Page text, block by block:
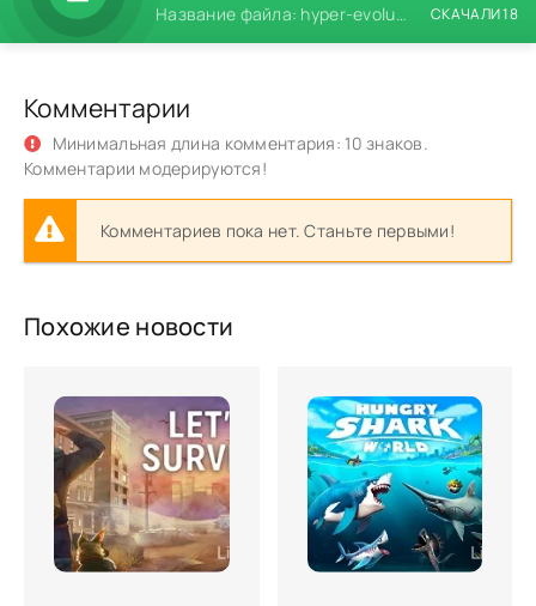
Название файла: hyper-evolution-1_2_18.apk
СКАЧАЛИ 18
Комментарии
Минимальная длина комментария: 10 знаков.
Комментарии модерируются!
Комментариев пока нет. Станьте первыми!
Похожие новости